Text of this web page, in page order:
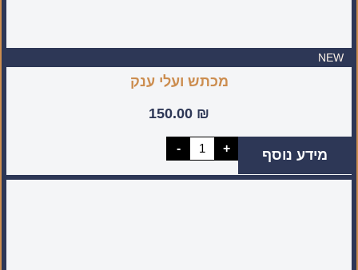
NEW
מכתש ועלי ענק
150.00 ₪
-
כמות
של
ועלי
+ מידע נוסף